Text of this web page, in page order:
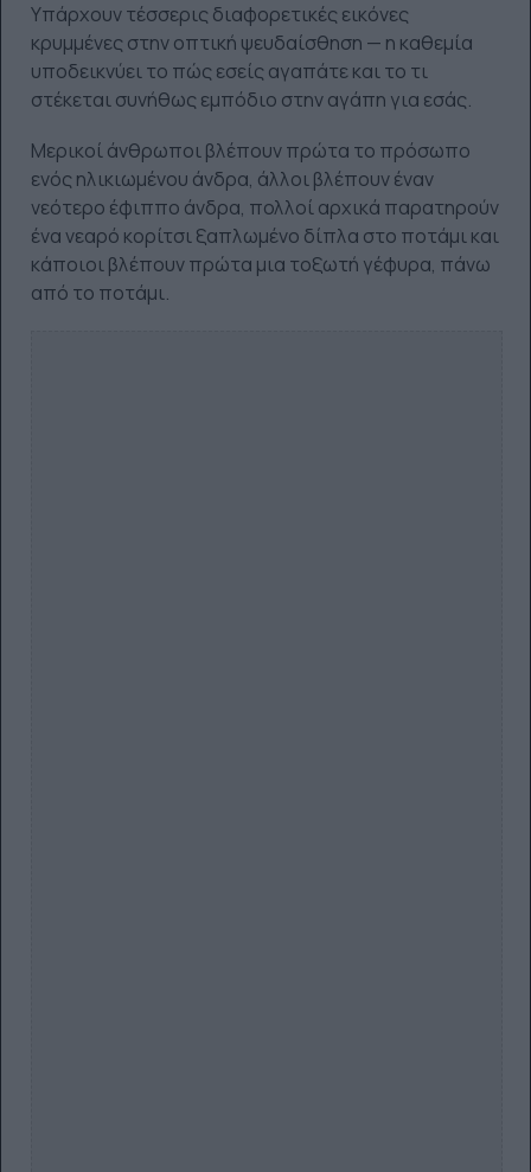
Υπάρχουν τέσσερις διαφορετικές εικόνες
κρυμμένες στην οπτική ψευδαίσθηση — η καθεμία
υποδεικνύει το πώς εσείς αγαπάτε και το τι
στέκεται συνήθως εμπόδιο στην αγάπη για εσάς.
Μερικοί άνθρωποι βλέπουν πρώτα το πρόσωπο
ενός ηλικιωμένου άνδρα, άλλοι βλέπουν έναν
νεότερο έφιππο άνδρα, πολλοί αρχικά παρατηρούν
ένα νεαρό κορίτσι ξαπλωμένο δίπλα στο ποτάμι και
κάποιοι βλέπουν πρώτα μια τοξωτή γέφυρα, πάνω
από το ποτάμι.